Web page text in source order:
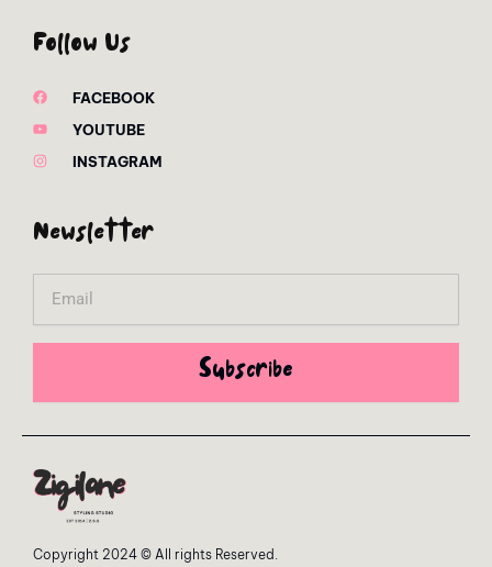
Follow Us
FACEBOOK
YOUTUBE
INSTAGRAM
Newsletter
Subscribe
Copyright 2024 © All rights Reserved.